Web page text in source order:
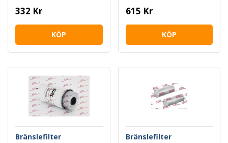
332 Kr
KÖP
615 Kr
KÖP
Bränslefilter Bränslefilter